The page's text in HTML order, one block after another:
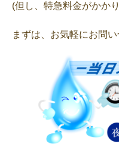
(但し、特急料金がかか
まずは、お気軽にお問